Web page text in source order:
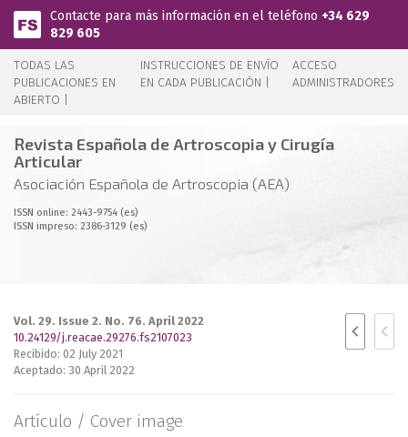
Pasar al contenido principal
Contacte para más información en el teléfono +34 629
829 605
TODAS LAS
PUBLICACIONES EN
ABIERTO |
INSTRUCCIONES DE ENVÍO
EN CADA PUBLICACIÓN |
ACCESO
ADMINISTRADORES
Revista Española de Artroscopia y Cirugía
Articular
Asociación Española de Artroscopia (AEA)
ISSN online: 2443-9754 (es)
ISSN impreso: 2386-3129 (es)
Vol. 29. Issue 2. No. 76. April 2022
10.24129/j.reacae.29276.fs2107023
Recibido: 02 July 2021
Aceptado: 30 April 2022
Artículo / Cover image